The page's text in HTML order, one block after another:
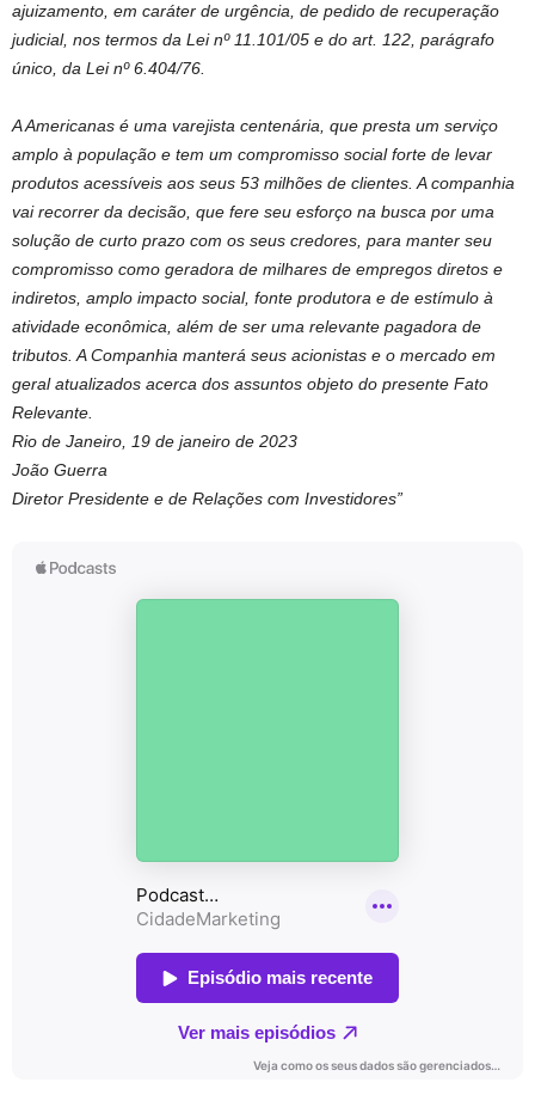
ajuizamento, em caráter de urgência, de pedido de recuperação
judicial, nos termos da Lei nº 11.101/05 e do art. 122, parágrafo
único, da Lei nº 6.404/76.
A Americanas é uma varejista centenária, que presta um serviço
amplo à população e tem um compromisso social forte de levar
produtos acessíveis aos seus 53 milhões de clientes. A companhia
vai recorrer da decisão, que fere seu esforço na busca por uma
solução de curto prazo com os seus credores, para manter seu
compromisso como geradora de milhares de empregos diretos e
indiretos, amplo impacto social, fonte produtora e de estímulo à
atividade econômica, além de ser uma relevante pagadora de
tributos. A Companhia manterá seus acionistas e o mercado em
geral atualizados acerca dos assuntos objeto do presente Fato
Relevante.
Rio de Janeiro, 19 de janeiro de 2023
João Guerra
Diretor Presidente e de Relações com Investidores”